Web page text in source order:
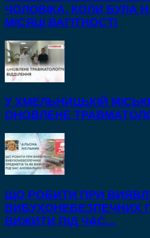
ЧОЛОВІКА, КОЛИ БУЛА
МІСЯЦІ ВАГІТНОСТІ
У ХМЕЛЬНИЦЬКІЙ
ОНОВЛЕНЕ
ЩО РОБИТИ ПРИ
ВИБУХОНЕБЕЗПЕЧНИХ
ВИЖИТИ ПІД ЧАС...